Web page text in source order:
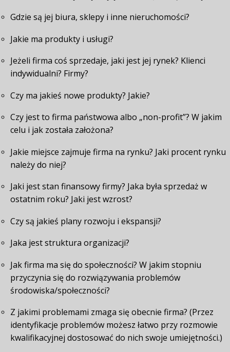
Gdzie są jej biura, sklepy i inne nieruchomości?
Jakie ma produkty i usługi?
Jeżeli firma coś sprzedaje, jaki jest jej rynek? Klienci
indywidualni? Firmy?
Czy ma jakieś nowe produkty? Jakie?
Czy jest to firma państwowa albo „non-profit”? W jakim
celu i jak została założona?
Jakie miejsce zajmuje firma na rynku? Jaki procent rynku
należy do niej?
Jaki jest stan finansowy firmy? Jaka była sprzedaż w
ostatnim roku? Jaki jest wzrost?
Czy są jakieś plany rozwoju i ekspansji?
Jaka jest struktura organizacji?
Jak firma ma się do społeczności? W jakim stopniu
przyczynia się do rozwiązywania problemów
środowiska/społeczności?
Z jakimi problemami zmaga się obecnie firma? (Przez
identyfikacje problemów możesz łatwo przy rozmowie
kwalifikacyjnej dostosować do nich swoje umiejętności.)